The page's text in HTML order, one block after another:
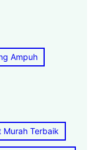
Ampuh
Murah Terbaik